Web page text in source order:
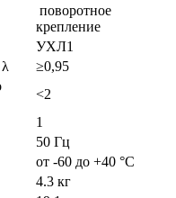
поворотное
крепление
УХЛ1
≥0,95
<2
1
50 Гц
от -60 до +40 °C
4.3 кг